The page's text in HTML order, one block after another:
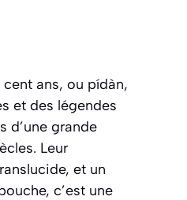
ans, ou pídàn,
et des légendes
d’une grande
Leur
et un
c’est une